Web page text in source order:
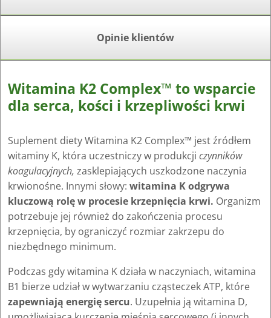
Opinie klientów
Witamina K2 Complex™ to wsparcie
dla serca, kości i krzepliwości krwi
Suplement diety Witamina K2 Complex™ jest źródłem
witaminy K, która uczestniczy w produkcji czynników
koagulacyjnych, zasklepiających uszkodzone naczynia
krwionośne. Innymi słowy: witamina K odgrywa
kluczową rolę w procesie krzepnięcia krwi. Organizm
potrzebuje jej również do zakończenia procesu
krzepnięcia, by ograniczyć rozmiar zakrzepu do
niezbędnego minimum.
Podczas gdy witamina K działa w naczyniach, witamina
B1 bierze udział w wytwarzaniu cząsteczek ATP, które
zapewniają energię sercu. Uzupełnia ją witamina D,